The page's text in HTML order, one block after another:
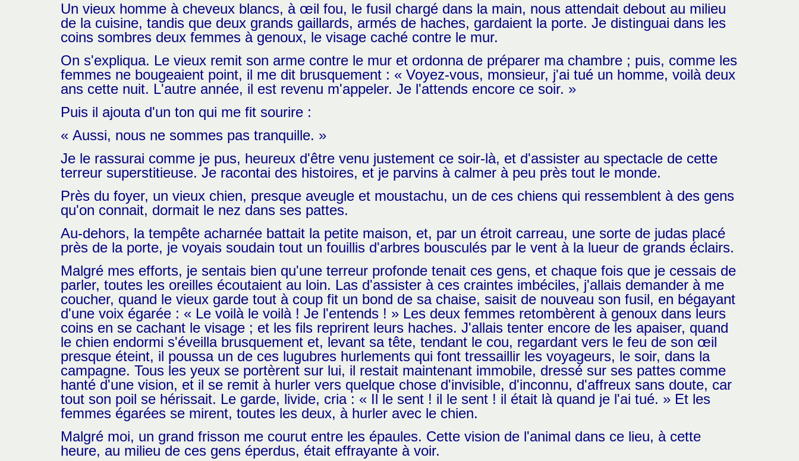
Un vieux homme à cheveux blancs, à œil fou, le fusil chargé dans la main, nous attendait debout au milieu
de la cuisine, tandis que deux grands gaillards, armés de haches, gardaient la porte. Je distinguai dans les
coins sombres deux femmes à genoux, le visage caché contre le mur.
On s'expliqua. Le vieux remit son arme contre le mur et ordonna de préparer ma chambre ; puis, comme les
femmes ne bougeaient point, il me dit brusquement : « Voyez-vous, monsieur, j'ai tué un homme, voilà deux
ans cette nuit. L'autre année, il est revenu m'appeler. Je l'attends encore ce soir. »
Puis il ajouta d'un ton qui me fit sourire :
« Aussi, nous ne sommes pas tranquille. »
Je le rassurai comme je pus, heureux d'être venu justement ce soir-là, et d'assister au spectacle de cette
terreur superstitieuse. Je racontai des histoires, et je parvins à calmer à peu près tout le monde.
Près du foyer, un vieux chien, presque aveugle et moustachu, un de ces chiens qui ressemblent à des gens
qu'on connait, dormait le nez dans ses pattes.
Au-dehors, la tempête acharnée battait la petite maison, et, par un étroit carreau, une sorte de judas placé
près de la porte, je voyais soudain tout un fouillis d'arbres bousculés par le vent à la lueur de grands éclairs.
Malgré mes efforts, je sentais bien qu'une terreur profonde tenait ces gens, et chaque fois que je cessais de
parler, toutes les oreilles écoutaient au loin. Las d'assister à ces craintes imbéciles, j'allais demander à me
coucher, quand le vieux garde tout à coup fit un bond de sa chaise, saisit de nouveau son fusil, en bégayant
d'une voix égarée : « Le voilà le voilà ! Je l'entends ! » Les deux femmes retombèrent à genoux dans leurs
coins en se cachant le visage ; et les fils reprirent leurs haches. J'allais tenter encore de les apaiser, quand
le chien endormi s'éveilla brusquement et, levant sa tête, tendant le cou, regardant vers le feu de son œil
presque éteint, il poussa un de ces lugubres hurlements qui font tressaillir les voyageurs, le soir, dans la
campagne. Tous les yeux se portèrent sur lui, il restait maintenant immobile, dressé sur ses pattes comme
hanté d'une vision, et il se remit à hurler vers quelque chose d'invisible, d'inconnu, d'affreux sans doute, car
tout son poil se hérissait. Le garde, livide, cria : « Il le sent ! il le sent ! il était là quand je l'ai tué. » Et les
femmes égarées se mirent, toutes les deux, à hurler avec le chien.
Malgré moi, un grand frisson me courut entre les épaules. Cette vision de l'animal dans ce lieu, à cette
heure, au milieu de ces gens éperdus, était effrayante à voir.